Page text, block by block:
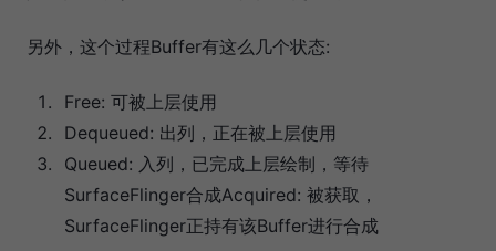
另外，这个过程Buffer有这么几个状态:
Free: 可被上层使用
Dequeued: 出列，正在被上层使用
Queued: 入列，已完成上层绘制，等待
SurfaceFlinger合成Acquired: 被获取，
SurfaceFlinger正持有该Buffer进行合成